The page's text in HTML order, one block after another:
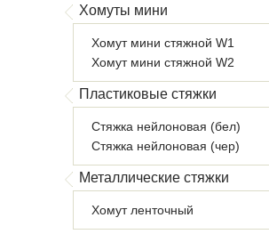
Хомуты мини
Хомут мини стяжной W1
Хомут мини стяжной W2
Пластиковые стяжки
Стяжка нейлоновая (бел)
Стяжка нейлоновая (чер)
Металлические стяжки
Хомут ленточный